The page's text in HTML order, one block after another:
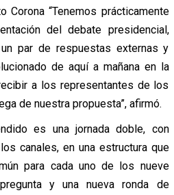
Corona “Tenemos prácticamente
del debate presidencial,
par de respuestas externas y
de aquí a mañana en la
a los representantes de los
de nuestra propuesta”, afirmó.
es una jornada doble, con
canales, en una estructura que
para cada uno de los nueve
y una nueva ronda de